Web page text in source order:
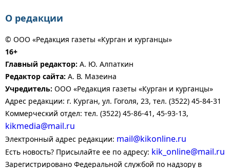
О редакции
© ООО «Редакция газеты «Курган и курганцы»
16+
Главный редактор: А. Ю. Алпаткин
Редактор сайта: А. В. Мазеина
Учредитель: ООО «Редакция газеты «Курган и курганцы»
Адрес редакции: г. Курган, ул. Гоголя, 23, тел. (3522) 45-84-31
Коммерческий отдел: тел. (3522) 45-86-41, 45-93-13,
kikmedia@mail.ru
Электронный адрес редакции: mail@kikonline.ru
Есть новость? Присылайте ее по адресу: kik_online@mail.ru
Зарегистрировано Федеральной службой по надзору в